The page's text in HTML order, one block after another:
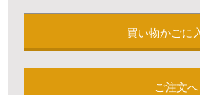
買い物かごに
ご注文へ